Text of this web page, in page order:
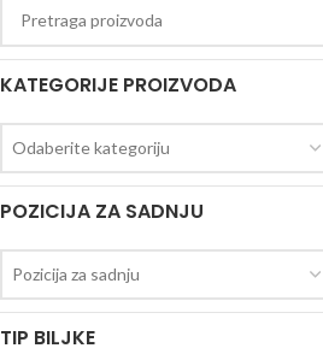
KATEGORIJE PROIZVODA
Odaberite kategoriju
POZICIJA ZA SADNJU
Pozicija za sadnju
TIP BILJKE